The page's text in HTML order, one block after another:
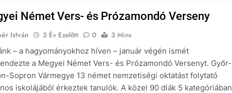
Német Vers- és Prózamondó Verseny
István 3 Év Ezelőtt 0
3 Mins
– a hagyományokhoz híven – január végén ismét
a Megyei Német Vers- és Prózamondó Versenyt. Győr-
Sopron Vármegye 13 német nemzetiségi oktatást folytató
iskolájából érkeztek tanulók. A közel 90 diák 5 kategóriában